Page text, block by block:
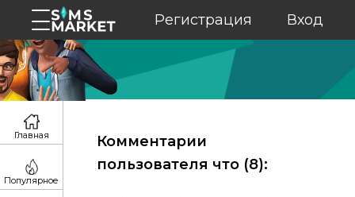
Регистрация Вход
Комментарии
пользователя что (8):
Главная
Популярное